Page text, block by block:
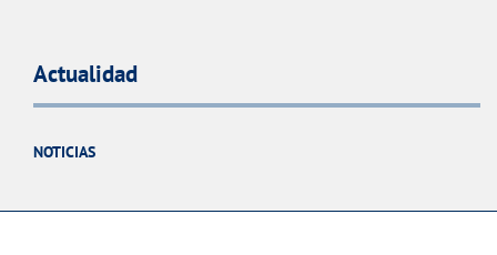
Actualidad
NOTICIAS